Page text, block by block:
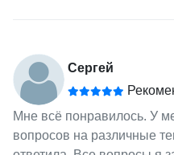
Сергей
Мне всё понравилось. У
вопросов на различные